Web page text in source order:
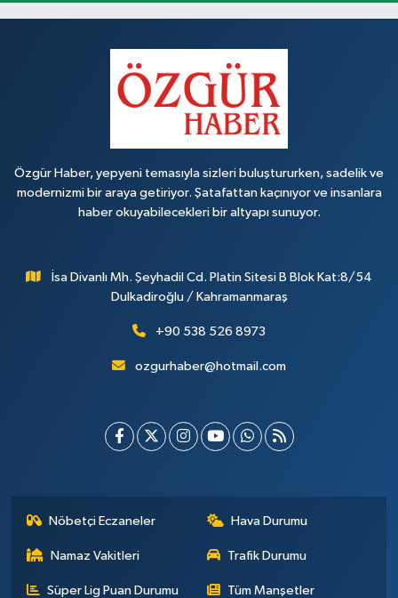
Özgür Haber, yepyeni temasıyla sizleri buluştururken, sadelik ve
modernizmi bir araya getiriyor. Şatafattan kaçınıyor ve insanlara
haber okuyabilecekleri bir altyapı sunuyor.
İsa Divanlı Mh. Şeyhadil Cd. Platin Sitesi B Blok Kat:8/54
Dulkadiroğlu / Kahramanmaraş
+90 538 526 8973
ozgurhaber@hotmail.com
Nöbetçi Eczaneler Hava Durumu
Namaz Vakitleri Trafik Durumu
Süper Lig Puan Durumu Tüm Manşetler